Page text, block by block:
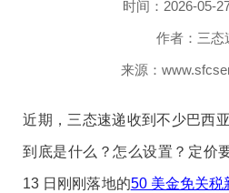
查两大核心监管规则，大幅
度。
海关总署相关征求意见稿要求
时间：2026-05-
作者：三态
来源：
近期，三态速递收到不少巴西
到底是什么？怎么设置？定价
13 日刚刚落地的50 美金免关税